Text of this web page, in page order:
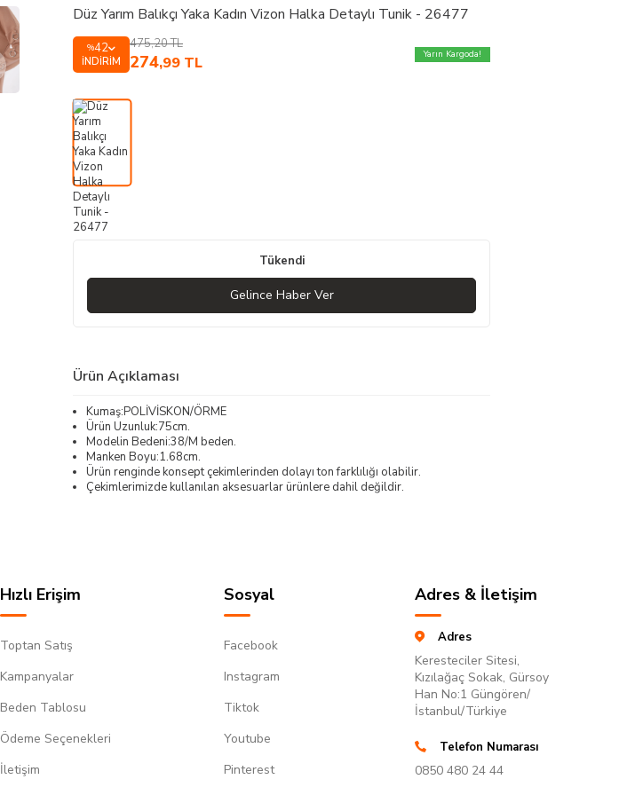
Düz Yarım Balıkçı Yaka Kadın Vizon Halka Detaylı Tunik - 26477
%42
İNDIRIM
475,20TL
274,99 TL Yarın Kargoda!
Tükendi
Gelince Haber Ver
Ürün Açıklaması
Kumaş:POLİVİSKON/ÖRME
Ürün Uzunluk:75cm.
Modelin Bedeni:38/M beden.
Manken Boyu:1.68cm.
Ürün renginde konsept çekimlerinden dolayı ton farklılığı olabilir.
Çekimlerimizde kullanılan aksesuarlar ürünlere dahil değildir.
Hızlı Erişim
Toptan Satış
Kampanyalar
Beden Tablosu
Ödeme Seçenekleri
İletişim
Sosyal
Facebook
Instagram
Tiktok
Youtube
Pinterest
Adres & İletişim
Adres
Keresteciler Sitesi,
Kızılağaç Sokak, Gürsoy
Han No:1 Güngören/
İstanbul/Türkiye
Telefon Numarası
0850 480 24 44